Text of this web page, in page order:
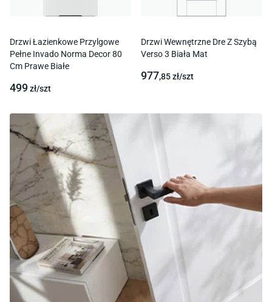
Drzwi Łazienkowe Przylgowe
Pełne Invado Norma Decor 80
Cm Prawe Białe
499zł/szt
Drzwi Wewnętrzne Dre Z Szybą
Verso 3 Biała Mat
977,85zł/szt